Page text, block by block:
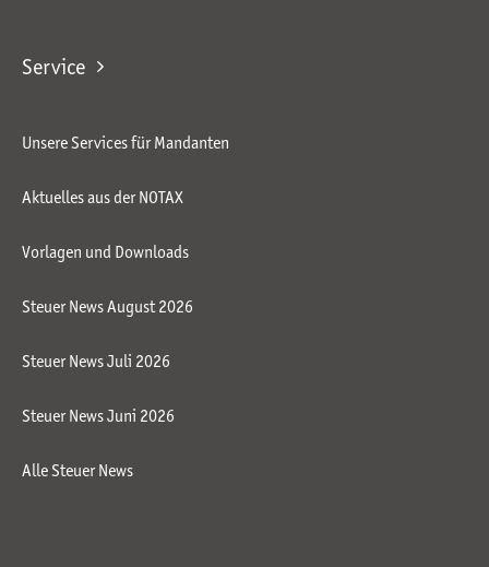
Service
Unsere Services für Mandanten
Aktuelles aus der NOTAX
Vorlagen und Downloads
Steuer News August 2026
Steuer News Juli 2026
Steuer News Juni 2026
Alle Steuer News